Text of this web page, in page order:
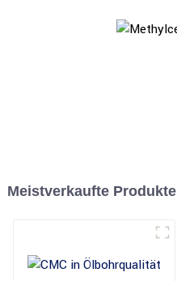
Meistverkaufte Produkte